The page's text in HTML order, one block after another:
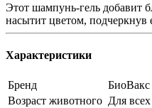
Этот шампунь-гель добавит
насытит цветом, подчеркнув
Характеристики
Бренд
БиоВакс
Возраст животного Для всех